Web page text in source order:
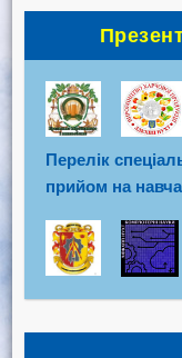
Перелік
прийом на